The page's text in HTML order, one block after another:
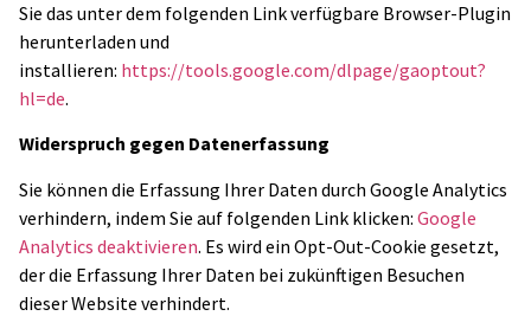
Sie das unter dem folgenden Link verfügbare Browser-Plugin
herunterladen und
installieren: https://tools.google.com/dlpage/gaoptout?
hl=de.
Widerspruch gegen Datenerfassung
Sie können die Erfassung Ihrer Daten durch Google Analytics
verhindern, indem Sie auf folgenden Link klicken: Google
Analytics deaktivieren. Es wird ein Opt-Out-Cookie gesetzt,
der die Erfassung Ihrer Daten bei zukünftigen Besuchen
dieser Website verhindert.